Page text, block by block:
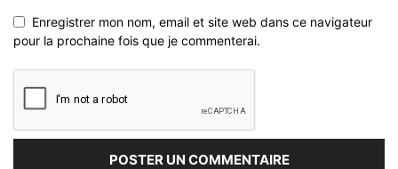
Enregistrer mon nom, email et site web dans ce navigateur
pour la prochaine fois que je commenterai.